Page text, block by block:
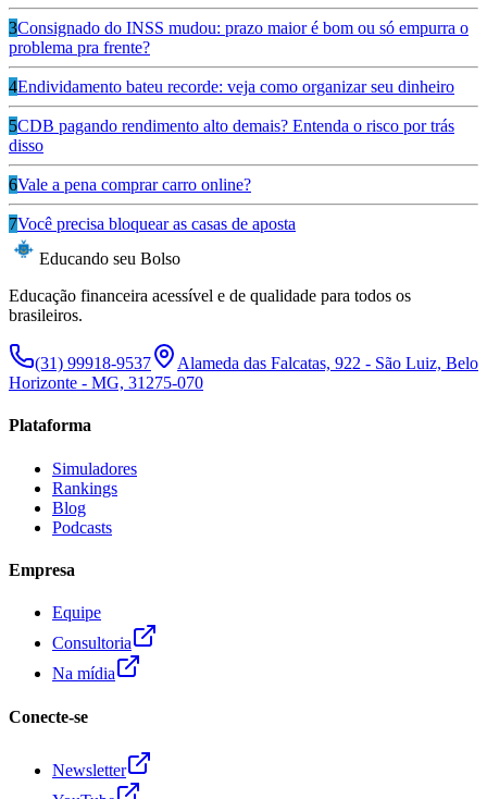
3Consignado do INSS mudou: prazo maior é bom ou só empurra o
problema pra frente?
4Endividamento bateu recorde: veja como organizar seu dinheiro
5CDB pagando rendimento alto demais? Entenda o risco por trás
disso
6Vale a pena comprar carro online?
7Você precisa bloquear as casas de aposta
Educando seu Bolso
Educação financeira acessível e de qualidade para todos os
brasileiros.
(31) 99918-9537
Alameda das Falcatas, 922 - São Luiz, Belo
Horizonte - MG, 31275-070
Plataforma
Simuladores
Rankings
Blog
Podcasts
Empresa
Equipe
Consultoria
Na mídia
Conecte-se
Newsletter